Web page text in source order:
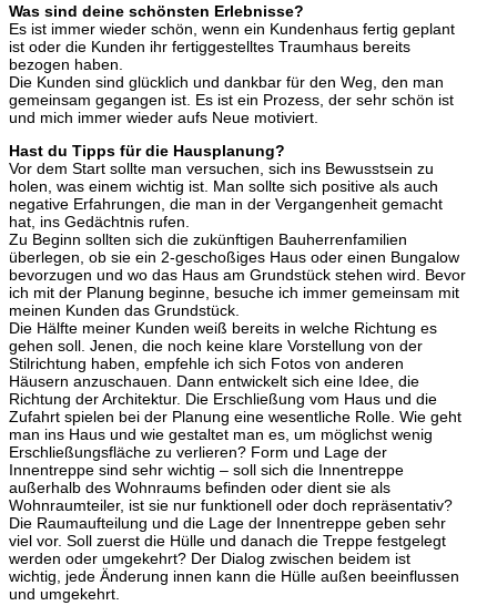
Was sind deine schönsten Erlebnisse?
Es ist immer wieder schön, wenn ein Kundenhaus fertig geplant
ist oder die Kunden ihr fertiggestelltes Traumhaus bereits
bezogen haben.
Die Kunden sind glücklich und dankbar für den Weg, den man
gemeinsam gegangen ist. Es ist ein Prozess, der sehr schön ist
und mich immer wieder aufs Neue motiviert.
Hast du Tipps für die Hausplanung?
Vor dem Start sollte man versuchen, sich ins Bewusstsein zu
holen, was einem wichtig ist. Man sollte sich positive als auch
negative Erfahrungen, die man in der Vergangenheit gemacht
hat, ins Gedächtnis rufen.
Zu Beginn sollten sich die zukünftigen Bauherrenfamilien
überlegen, ob sie ein 2-geschoßiges Haus oder einen Bungalow
bevorzugen und wo das Haus am Grundstück stehen wird. Bevor
ich mit der Planung beginne, besuche ich immer gemeinsam mit
meinen Kunden das Grundstück.
Die Hälfte meiner Kunden weiß bereits in welche Richtung es
gehen soll. Jenen, die noch keine klare Vorstellung von der
Stilrichtung haben, empfehle ich sich Fotos von anderen
Häusern anzuschauen. Dann entwickelt sich eine Idee, die
Richtung der Architektur. Die Erschließung vom Haus und die
Zufahrt spielen bei der Planung eine wesentliche Rolle. Wie geht
man ins Haus und wie gestaltet man es, um möglichst wenig
Erschließungsfläche zu verlieren? Form und Lage der
Innentreppe sind sehr wichtig – soll sich die Innentreppe
außerhalb des Wohnraums befinden oder dient sie als
Wohnraumteiler, ist sie nur funktionell oder doch repräsentativ?
Die Raumaufteilung und die Lage der Innentreppe geben sehr
viel vor. Soll zuerst die Hülle und danach die Treppe festgelegt
werden oder umgekehrt? Der Dialog zwischen beidem ist
wichtig, jede Änderung innen kann die Hülle außen beeinflussen
und umgekehrt.